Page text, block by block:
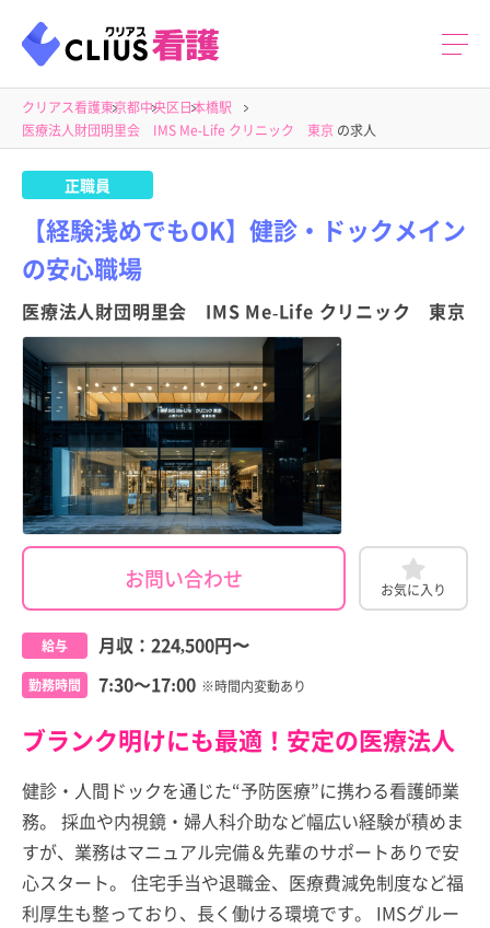
クリアス看護東京都中央区日本橋駅
医療法人財団明里会 IMS Me-Life クリニック 東京 の求人
正職員
【経験浅めでもOK】健診・ドックメイン
の安心職場
医療法人財団明里会 IMS Me-Life クリニック 東京
お問い合わせ お気に入り
給与 月収： 224,500円〜
勤務時間 7:30～17:00 ※時間内変動あり
ブランク明けにも最適！安定の医療法人
健診・人間ドックを通じた“予防医療”に携わる看護師業
務。 採血や内視鏡・婦人科介助など幅広い経験が積めま
すが、業務はマニュアル完備＆先輩のサポートありで安
心スタート。 住宅手当や退職金、医療費減免制度など福
利厚生も整っており、長く働ける環境です。 IMSグルー